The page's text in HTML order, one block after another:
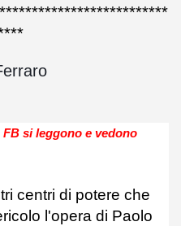
si leggono e vedono
centri di potere che
l'opera di Paolo